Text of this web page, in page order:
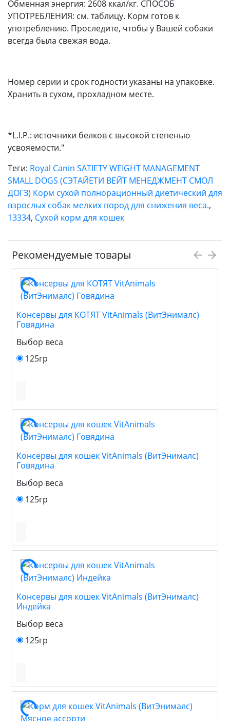
Обменная энергия: 2608 ккал/кг. СПОСОБ
УПОТРЕБЛЕНИЯ: см. таблицу. Корм готов к
употреблению. Проследите, чтобы у Вашей собаки
всегда была свежая вода.
Номер серии и срок годности указаны на упаковке.
Хранить в сухом, прохладном месте.
*L.I.P.: источники белков с высокой степенью
усвояемости."
Теги: Royal Canin SATIETY WEIGHT MANAGEMENT
SMALL DOGS (СЭТАЙЕТИ ВЕЙТ МЕНЕДЖМЕНТ СМОЛ
ДОГЗ) Корм сухой полнорационный диетический для
взрослых собак мелких пород для снижения веса.,
13334, Сухой корм для кошек
Рекомендуемые товары
Консервы для КОТЯТ VitAnimals (ВитЭнималс)
Говядина
Выбор веса
125гр
Консервы для кошек VitAnimals (ВитЭнималс)
Говядина
Выбор веса
125гр
Консервы для кошек VitAnimals (ВитЭнималс)
Индейка
Выбор веса
125гр